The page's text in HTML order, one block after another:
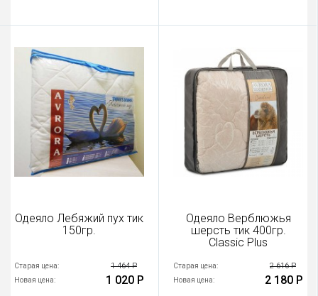
Одеяло Лебяжий пух тик
150гр.
Старая цена: 1 464 Р
Новая цена: 1 020 Р
Одеяло Верблюжья
шерсть тик 400гр.
Classic Plus
Старая цена: 2 616 Р
Новая цена: 2 180 Р